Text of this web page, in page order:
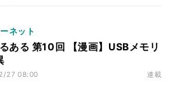
ネット
ある 第10回 【漫画】USBメモリ
27 08:00 連載